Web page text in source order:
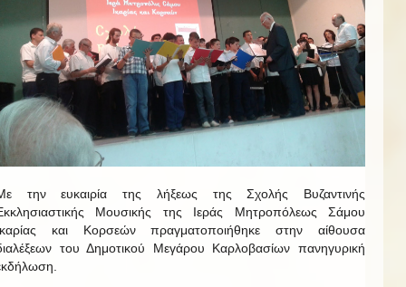
την ευκαιρία της λήξεως της Σχολής Βυζαντινής
Μουσικής της Ιεράς Μητροπόλεως Σάμου
και Κορσεών πραγματοποιήθηκε στην αίθουσα
του Δημοτικού Μεγάρου Καρλοβασίων πανηγυρική